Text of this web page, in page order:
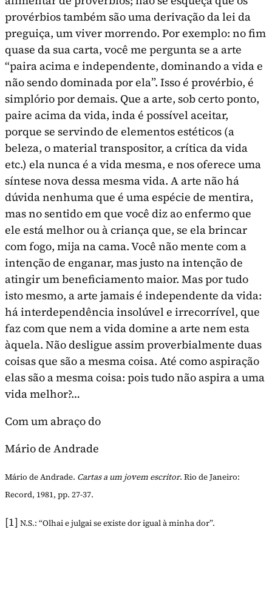
provérbios também são uma derivação da lei da
preguiça, um viver morrendo. Por exemplo: no fim
quase da sua carta, você me pergunta se a arte
“paira acima e independente, dominando a vida e
não sendo domi­nada por ela”. Isso é provérbio, é
simplório por demais. Que a arte, sob certo ponto,
paire acima da vida, inda é possível aceitar,
porque se servindo de elementos estéticos (a
beleza, o material transpositor, a crítica da vida
etc.) ela nunca é a vida mesma, e nos oferece uma
síntese nova dessa mes­ma vida. A arte não há
dúvida nenhuma que é uma espécie de mentira,
mas no sentido em que você diz ao enfermo que
ele está melhor ou à criança que, se ela brincar
com fogo, mija na cama. Você não mente com a
intenção de enganar, mas justo na intenção de
atingir um beneficiamento maior. Mas por tudo
isto mesmo, a arte jamais é indepen­dente da vida:
há interdependência insolúvel e irrecorrível, que
faz com que nem a vida domine a arte nem esta
àquela. Não desligue assim proverbial­mente duas
coisas que são a mesma coisa. Até como aspiração
elas são a mesma coisa: pois tudo não aspira a uma
vida melhor?…
Com um abraço do
Mário de Andrade
Mário de Andrade. Cartas a um jovem escritor. Rio de Janeiro:
Record, 1981, pp. 27-37.
[1] N.S.: “Olhai e julgai se existe dor igual à minha dor”.